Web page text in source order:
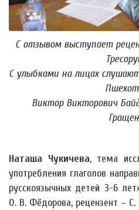
С отзывом выступает
С улыбками на лицах
Виктор Викторович
Наташа Чукичева, тема
употребления глаголов
русскоязычных детей 3-6
О. В. Фёдорова, рецензент – С.